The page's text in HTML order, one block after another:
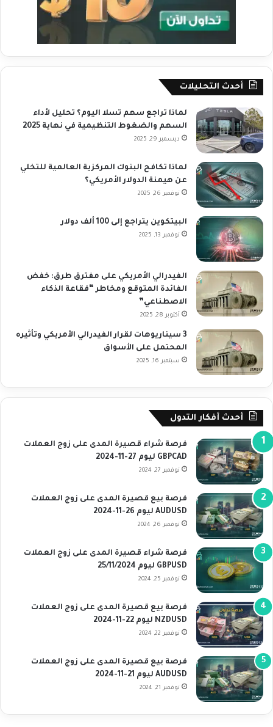
أحدث التحليلات
لماذا تراجع سهم تسلا اليوم؟ تحليل لأداء
السهم والضغوط التنظيمية في نهاية 2025
ديسمبر 29, 2025
لماذا تكافح البنوك المركزية العالمية للتخلي
عن هيمنة الدولار الأمريكي؟
نوفمبر 26, 2025
البيتكوين يتراجع إلى 100 ألف دولار
نوفمبر 13, 2025
الفيدرالي الأمريكي على مفترق طرق: خفض
الفائدة المتوقع ومخاطر “فقاعة الذكاء
الاصطناعي”
أكتوبر 28, 2025
3 سيناريوهات لقرار الفيدرالي الأمريكي وتأثيره
المحتمل على الأسواق
سبتمبر 16, 2025
أحدث أفكار التدول
فرصة شراء قصيرة المدى على زوج العملات
GBPCAD ليوم 27-11-2024
نوفمبر 27, 2024
فرصة بيع قصيرة المدى على زوج العملات
AUDUSD ليوم 26-11-2024
نوفمبر 26, 2024
فرصة شراء قصيرة المدى على زوج العملات
GBPUSD ليوم 25/11/2024
نوفمبر 25, 2024
فرصة بيع قصيرة المدى على زوج العملات
NZDUSD ليوم 22-11-2024
نوفمبر 22, 2024
فرصة بيع قصيرة المدى على زوج العملات
AUDUSD ليوم 21-11-2024
نوفمبر 21, 2024